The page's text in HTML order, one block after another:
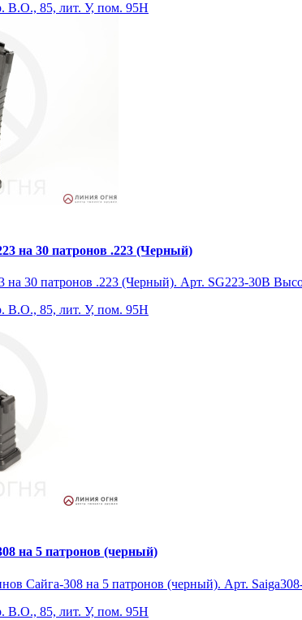
В.О., 85, лит. У, пом. 95Н
на 30 патронов .223 (Черный)
на 30 патронов .223 (Черный). Арт. SG223-30B
В.О., 85, лит. У, пом. 95Н
на 5 патронов (черный)
Сайга-308 на 5 патронов (черный). Арт.
В.О., 85, лит. У, пом. 95Н